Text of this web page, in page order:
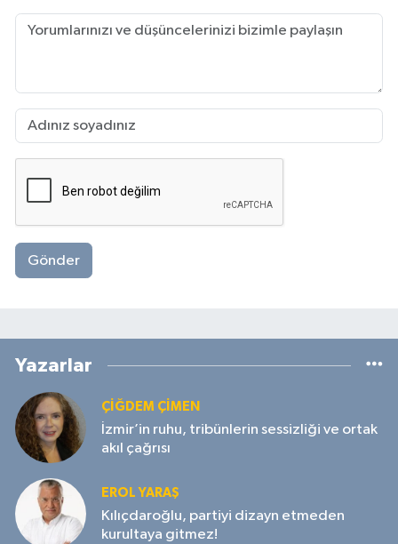
Gönder
Yazarlar
ÇIĞDEM ÇIMEN
İzmir’in ruhu, tribünlerin sessizliği ve ortak
akıl çağrısı
EROL YARAŞ
Kılıçdaroğlu, partiyi dizayn etmeden
kurultaya gitmez!